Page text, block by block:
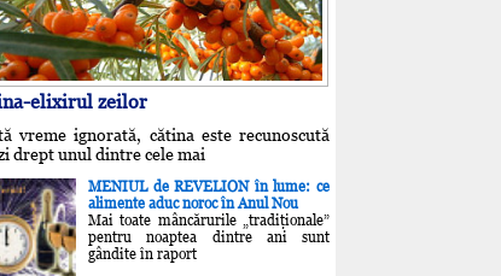
elixirul zeilor
vreme ignorată, cătina este recunoscută
drept unul dintre cele mai
MENIUL de REVELION în lume: ce
alimente aduc noroc în Anul Nou
Mai toate mâncărurile „tradiţionale”
pentru noaptea dintre ani sunt
gândite în raport